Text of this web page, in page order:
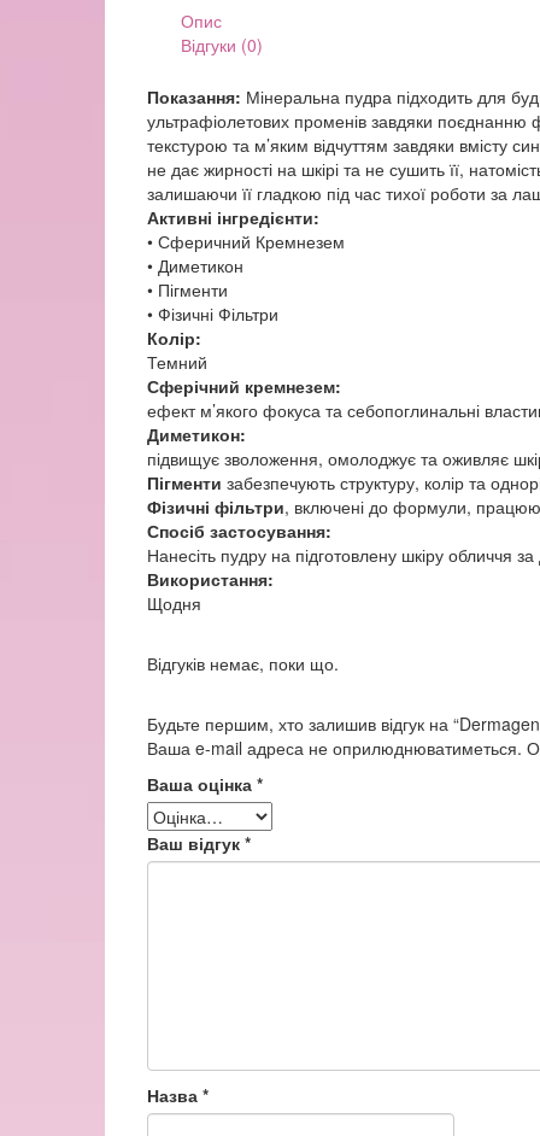
Опис
Відгуки (0)
Показання: Мінеральна пудра підходить для
ультрафіолетових променів завдяки поєднанню
текстурою та м’яким відчуттям завдяки вмісту
не дає жирності на шкірі та не сушить її,
залишаючи її гладкою під час тихої роботи за
Активні інгредієнти:
• Сферичний Кремнезем
• Диметикон
• Пігменти
• Фізичні Фільтри
Колір:
Темний
Сферічний кремнезем:
ефект м’якого фокуса та себопоглинальні
Диметикон:
підвищує зволоження, омолоджує та оживляє
Пігменти забезпечують структуру, колір та
Фізичні фільтри, включені до формули,
Спосіб застосування:
Нанесіть пудру на підготовлену шкіру
Використання:
Щодня
Відгуків немає, поки що.
Будьте першим, хто залишив відгук на
Ваша e-mail адреса не оприлюднюватиметься.
Ваша оцінка *
Ваш відгук *
Назва *